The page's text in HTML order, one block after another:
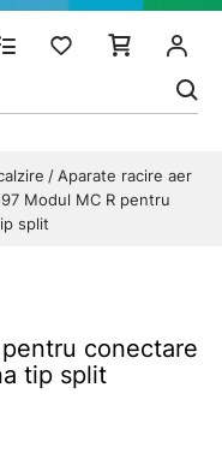
Aparate racire aer
Modul MC R pentru
split
conectare
tip split